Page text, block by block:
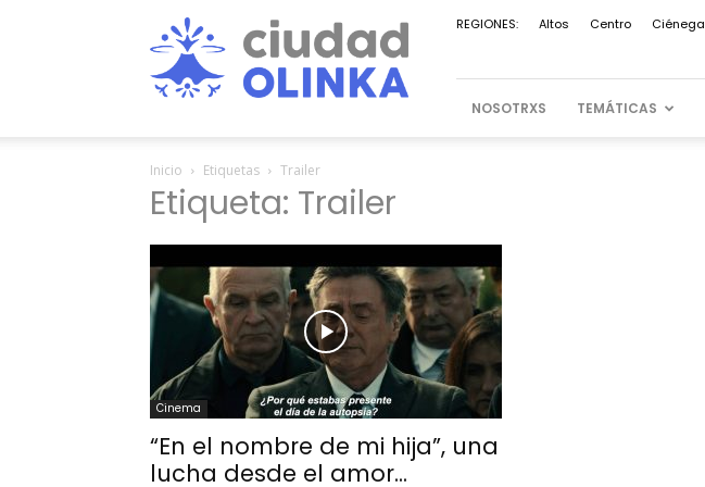
Ciudad
Olinka
REGIONES: Altos Centro Ciénega
NOSOTRXS TEMÁTICAS
Inicio Etiquetas Trailer
Etiqueta: Trailer
Cinema
“En el nombre de mi hija”, una
lucha desde el amor...